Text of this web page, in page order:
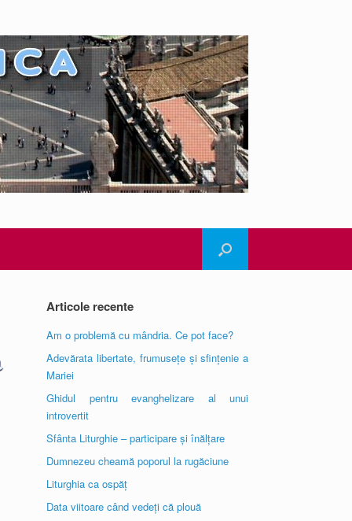
Articole recente
Am o problemă cu mândria. Ce pot face?
Adevărata libertate, frumusețe și sfințenie a
Mariei
Ghidul pentru evanghelizare al unui
introvertit
Sfânta Liturghie – participare și înălțare
Dumnezeu cheamă poporul la rugăciune
Liturghia ca ospăț
Data viitoare când vedeți că plouă